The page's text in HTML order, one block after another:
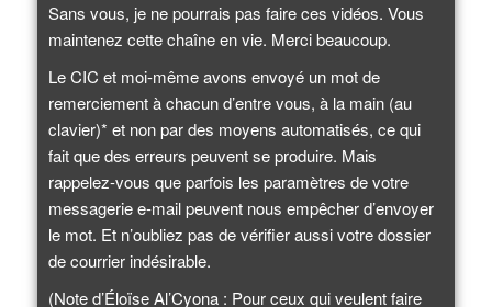
Sans vous, je ne pourrais pas faire ces vidéos. Vous
maintenez cette chaîne en vie. Merci beaucoup.
Le CIC et moi-même avons envoyé un mot de
remerciement à chacun d’entre vous, à la main (au
clavier)* et non par des moyens automatisés, ce qui
fait que des erreurs peuvent se produire. Mais
rappelez-vous que parfois les paramètres de votre
messagerie e-mail peuvent nous empêcher d’envoyer
le mot. Et n’oubliez pas de vérifier aussi votre dossier
de courrier indésirable.
(Note d’Éloïse Al’Cyona : Pour ceux qui veulent faire